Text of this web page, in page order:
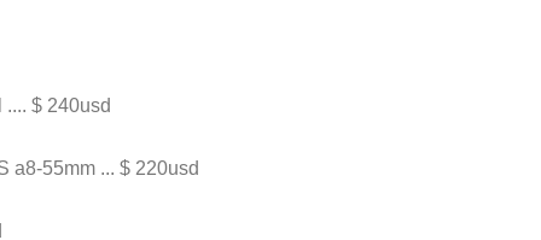
$ 240usd
a8-55mm ... $ 220usd